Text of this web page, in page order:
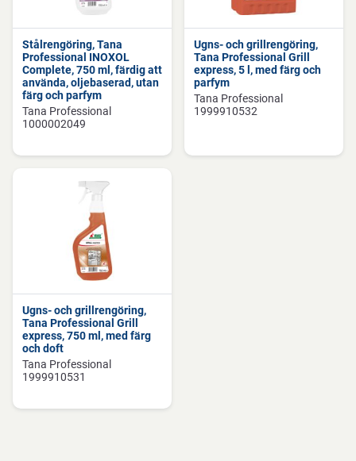
Stålrengöring, Tana
Professional INOXOL
Complete, 750 ml, färdig att
använda, oljebaserad, utan
färg och parfym
Tana Professional
1000002049
Ugns- och grillrengöring,
Tana Professional Grill
express, 5 l, med färg och
parfym
Tana Professional
1999910532
Ugns- och grillrengöring,
Tana Professional Grill
express, 750 ml, med färg
och doft
Tana Professional
1999910531